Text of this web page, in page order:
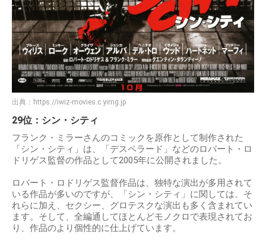
出典： https://iwiz-movies.c.yimg.jp
29位：シン・シティ
フランク・ミラーさんのコミックを原作として制作された
「シン・シティ」は、「デスペラード」などのロバート・ロ
ドリゲス監督の作品として2005年に公開されました。
ロバート・ロドリゲス監督作品は、独特な演出が多用されて
いる作品が多いのですが、「シン・シティ」に関しては、そ
れらに加え、セクシー、グロテスクな演出も多く含まれてい
ます。そして、全編通してほとんどモノクロで表現されてお
り、作品のより個性的に仕上げています。